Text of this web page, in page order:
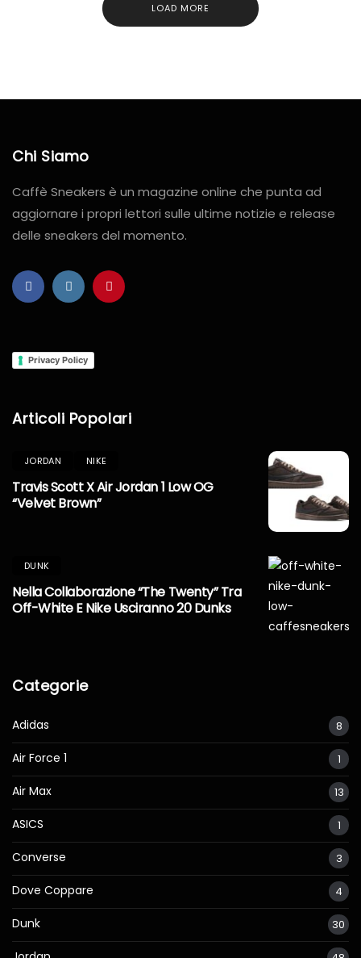
LOAD MORE
Chi Siamo
Caffè Sneakers è un magazine online che punta ad
aggiornare i propri lettori sulle ultime notizie e release
delle sneakers del momento.
Privacy Policy
Articoli Popolari
JORDAN NIKE
Travis Scott X Air Jordan 1 Low OG
“Velvet Brown”
DUNK
Nella Collaborazione “The Twenty” Tra
Off-White E Nike Usciranno 20 Dunks
Categorie
Adidas 8
Air Force 1 1
Air Max 13
ASICS 1
Converse 3
Dove Coppare 4
Dunk 30